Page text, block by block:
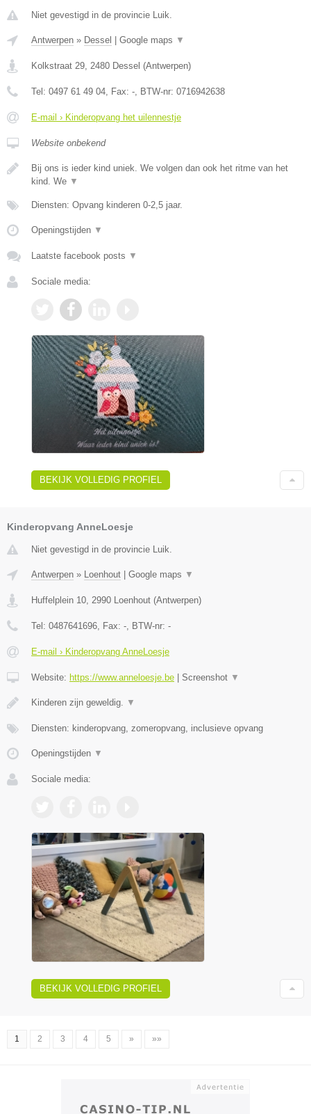
Niet gevestigd in de provincie Luik.
Antwerpen » Dessel Google maps ▼
Kolkstraat 29, 2480 Dessel (Antwerpen)
Tel: 0497 61 49 04, Fax: -, BTW-nr: 0716942638
E-mail › Kinderopvang het uilennestje
Website onbekend
Bij ons is ieder kind uniek. We volgen dan ook het ritme van het
kind. We ▼
Diensten: Opvang kinderen 0-2,5 jaar.
Openingstijden ▼
Laatste facebook posts ▼
Sociale media:
BEKIJK VOLLEDIG PROFIEL
Kinderopvang AnneLoesje
Niet gevestigd in de provincie Luik.
Antwerpen » Loenhout | Google maps ▼
Huffelplein 10 2990 Loenhout (Antwerpen)
Tel: 0487641696 , Fax: - , BTW-nr: -
E-mail › Kinderopvang AnneLoesje
Website: https://www.anneloesje.be | Screenshot ▼
Kinderen zijn geweldig. ▼
Diensten: kinderopvang, zomeropvang, inclusieve opvang
Openingstijden ▼
Sociale media:
BEKIJK VOLLEDIG PROFIEL
1 2 3 4 5 » »»